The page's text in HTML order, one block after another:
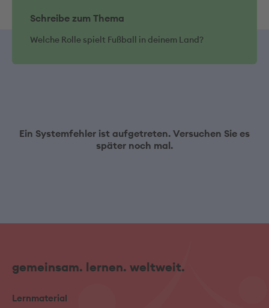
Schreibe zum Thema
Welche Rolle spielt Fußball in deinem Land?
Ein Systemfehler ist aufgetreten. Versuchen Sie es
später noch mal.
gemeinsam. lernen. weltweit.
Lernmaterial